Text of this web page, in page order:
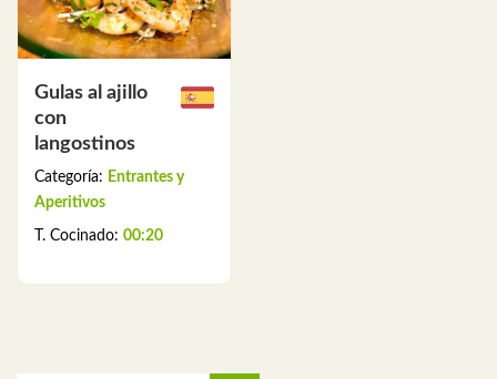
Gulas al ajillo
con
langostinos
Categoría: Entrantes y
Aperitivos
T. Cocinado: 00:20